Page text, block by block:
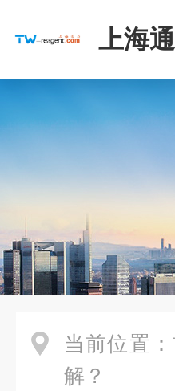
上海
当前位置：
解？